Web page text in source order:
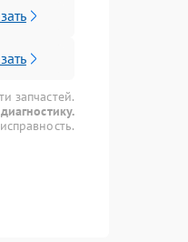
запчастей.